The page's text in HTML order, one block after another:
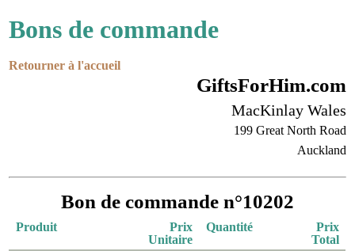
Bons de commande
Retourner à l'accueil
GiftsForHim.com
MacKinlay Wales
199 Great North Road
Auckland
Bon de commande n°10202
Produit
Prix
Unitaire
Quantité
Prix
Total